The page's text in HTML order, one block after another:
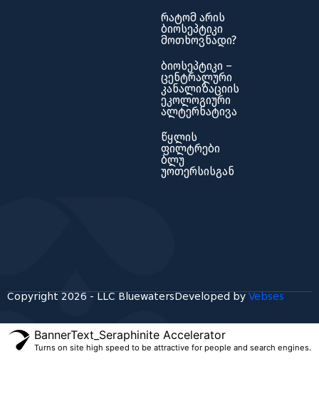
რატომ არის
ბიოსეპტიკი
მოთხოვნადი?
ბიოსეპტიკი –
ცენტრალური
კანალიზაციის
ეკოლოგიური
ალტერნატივა
წყლის
ფილტრები
ბლუ
უოთერსისგან
Copyright 2026 - LLC BluewatersDeveloped by Vebses
BannerText_Seraphinite Accelerator
Turns on site high speed to be attractive for people and search engines.